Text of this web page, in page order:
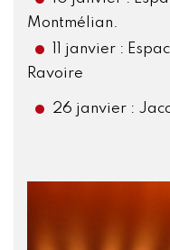
Montmélian.
11 janvier :
Ravoire
26 janvier :